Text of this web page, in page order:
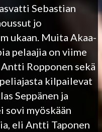
Sebastian
jo
ukaan. Muita Akaa-
pelaajia on viime
Ropponen sekä
kilpailevat
Seppänen ja
sovi myöskään
eli Antti Taponen